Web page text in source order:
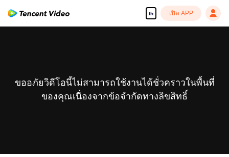
th เปิด APP
ขออภัยวิดีโอนี้ไม่สามารถใช้งานได้ชั่วคราวในพื้นที่
ของคุณเนื่องจากข้อจำกัดทางลิขสิทธิ์